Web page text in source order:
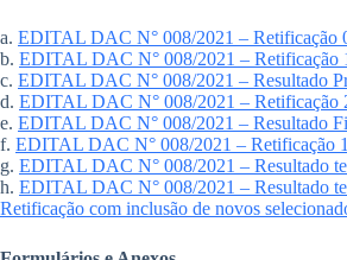
a. EDITAL DAC N° 008/2021 – Retificação
b. EDITAL DAC N° 008/2021 – Retificação
c. EDITAL DAC N° 008/2021 – Resultado
d. EDITAL DAC N° 008/2021 – Retificação
e. EDITAL DAC N° 008/2021 – Resultado
f. EDITAL DAC N° 008/2021 – Retificação
g. EDITAL DAC N° 008/2021 – Resultado
h. EDITAL DAC N° 008/2021 – Resultado
Retificação com inclusão de novos